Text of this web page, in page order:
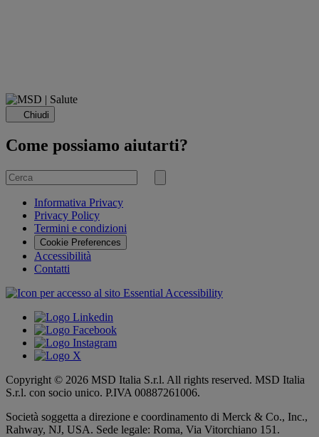
Chiudi
Come possiamo aiutarti?
Cerca
per
Invia
Informativa Privacy
Privacy Policy
Termini e condizioni
Cookie Preferences
Accessibilità
Contatti
Copyright © 2026 MSD Italia S.r.l. All rights reserved. MSD Italia
S.r.l. con socio unico. P.IVA 00887261006.
Società soggetta a direzione e coordinamento di Merck & Co., Inc.,
Rahway, NJ, USA. Sede legale: Roma, Via Vitorchiano 151.